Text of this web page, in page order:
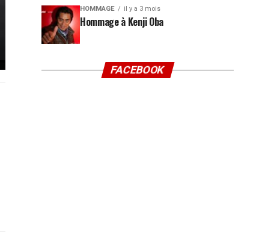
HOMMAGE il y a 3 mois
Hommage à Kenji Oba
FACEBOOK